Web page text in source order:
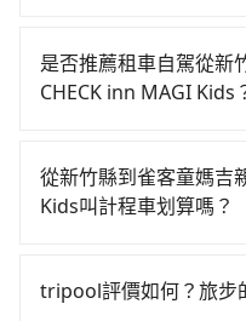
inn MAGI Kids，高鐵較
程車前往高鐵站！從最
程約35分鐘。抵達高鐵
月台排隊的時間約15分
後約花70分鐘、車費
是否推薦租車自駕從新
CHECK inn MAGI Kids
時不需要閉目養神（因
當天就要來回，那在新
縣（關西鎮）到雀客童
從新竹縣到雀客童媽吉
Kids叫計程車划算嗎？
灣大車隊、Uber、Line
tripool評價如何？旅步